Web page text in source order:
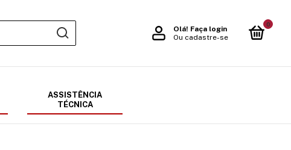
Olá! Faça login
Ou cadastre-se
0
ASSISTÊNCIA
TÉCNICA